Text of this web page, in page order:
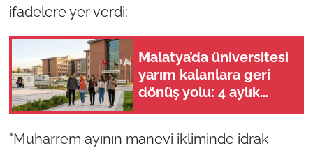
ifadelere yer verdi:
Malatya’da üniversitesi
yarım kalanlara geri
dönüş yolu: 4 aylık
"Muharrem ayının manevi ikliminde idrak